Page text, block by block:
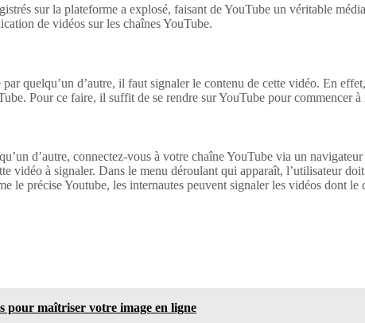
sur la plateforme a explosé, faisant de YouTube un véritable
de vidéos sur les chaînes YouTube.
quelqu’un d’autre, il faut signaler le contenu de cette vidéo. En
Pour ce faire, il suffit de se rendre sur YouTube pour commencer
d’autre, connectez-vous à votre chaîne YouTube via un
vidéo à signaler. Dans le menu déroulant qui apparaît, l’utilisateur
le précise Youtube, les internautes peuvent signaler les vidéos dont
pour maîtriser votre image en ligne